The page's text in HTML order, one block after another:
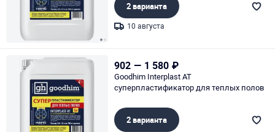
2 варианта
10 августа
902 — 1 580 ₽
Goodhim Interplast AT
суперпластификатор для теплых полов
2 варианта